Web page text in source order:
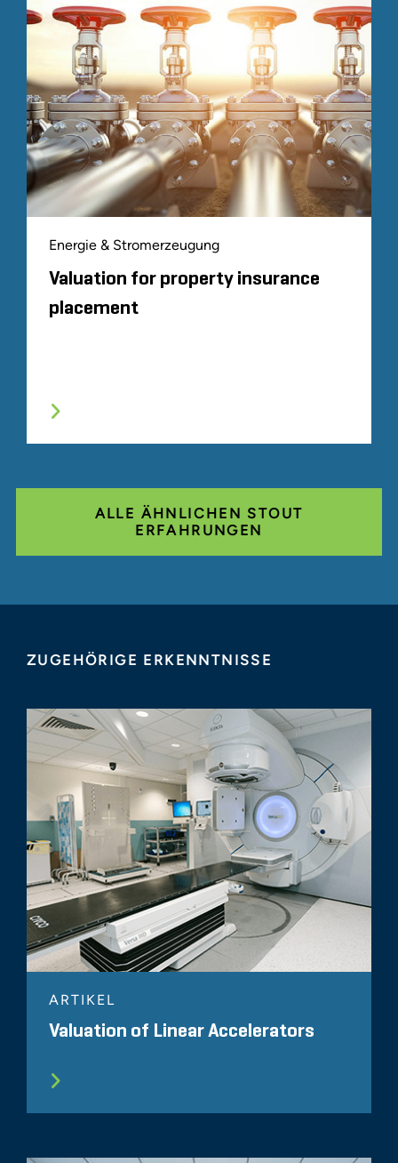
Energie & Stromerzeugung
Valuation for property insurance
placement
ALLE ÄHNLICHEN STOUT
ERFAHRUNGEN
ZUGEHÖRIGE ERKENNTNISSE
ARTIKEL
Valuation of Linear Accelerators